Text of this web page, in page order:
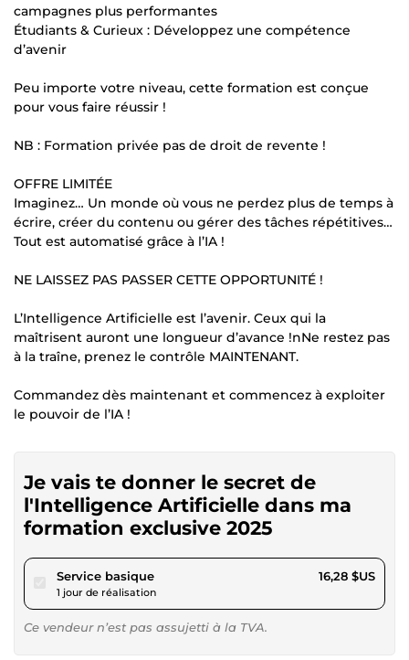
campagnes plus performantes
Étudiants & Curieux : Développez une compétence
d’avenir
Peu importe votre niveau, cette formation est conçue
pour vous faire réussir !
NB : Formation privée pas de droit de revente !
OFFRE LIMITÉE
Imaginez… Un monde où vous ne perdez plus de temps à
écrire, créer du contenu ou gérer des tâches répétitives…
Tout est automatisé grâce à l’IA !
NE LAISSEZ PAS PASSER CETTE OPPORTUNITÉ !
L’Intelligence Artificielle est l’avenir. Ceux qui la
maîtrisent auront une longueur d’avance !nNe restez pas
à la traîne, prenez le contrôle MAINTENANT.
Commandez dès maintenant et commencez à exploiter
le pouvoir de l’IA !
Je vais te donner le secret de
l'Intelligence Artificielle dans ma
formation exclusive 2025
Service basiquepour 15,00 $US
1 jour de réalisation
16,28 $US
Ce vendeur n’est pas assujetti à la TVA.